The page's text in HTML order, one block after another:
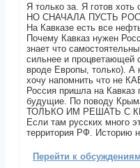
Я только за. Я готов хоть
НО СНАЧАЛА ПУСТЬ
На Кавказе есть все
Почему Кавказ нужен
знает что
сильнее и процветающей
вроде Европы, только). А
хочу напомнить что не
Россия пришла на Кавказ
будущие. По поводу
ТОЛЬКО ИМ РЕШАТЬ С
Если там русских много
территория РФ. Историю
Перейти к